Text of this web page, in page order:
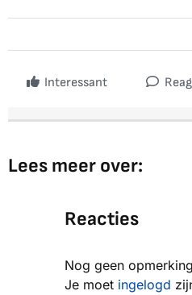
Interessant
Lees meer over:
Reacties
Nog geen
Je moet ingelogd